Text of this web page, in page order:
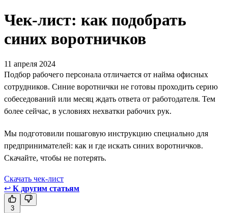
Чек-лист: как подобрать
синих воротничков
11 апреля 2024
Подбор рабочего персонала отличается от найма офисных
сотрудников. Синие воротнички не готовы проходить серию
собеседований или месяц ждать ответа от работодателя. Тем
более сейчас, в условиях нехватки рабочих рук.
Мы подготовили пошаговую инструкцию специально для
предпринимателей: как и где искать синих воротничков.
Скачайте, чтобы не потерять.
Скачать чек-лист
↩ К другим статьям
3